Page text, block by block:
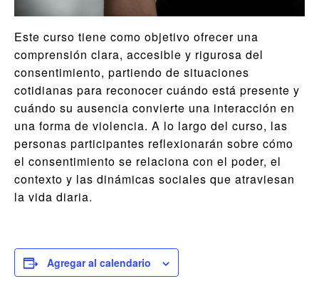
Este curso tiene como objetivo ofrecer una
comprensión clara, accesible y rigurosa del
consentimiento, partiendo de situaciones
cotidianas para reconocer cuándo está presente y
cuándo su ausencia convierte una interacción en
una forma de violencia. A lo largo del curso, las
personas participantes reflexionarán sobre cómo
el consentimiento se relaciona con el poder, el
contexto y las dinámicas sociales que atraviesan
la vida diaria.
Agregar al calendario